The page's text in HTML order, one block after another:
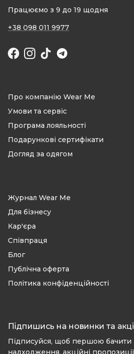
Працюємо з 9 до 19 щодня
+38 098 011 9977
Facebook
Instagram
TikTok
Про компанію Wear Me
Умови та сервіс
Програма лояльності
Подарункові сертифікати
Догляд за одягом
Журнал Wear Me
Для бізнесу
Кар'єра
Співпраця
Блог
Публічна оферта
Політика конфіденційності
Підпишись на новинки та
Підписуйся, щоб першою бачити
надходження, акційні пропозиції